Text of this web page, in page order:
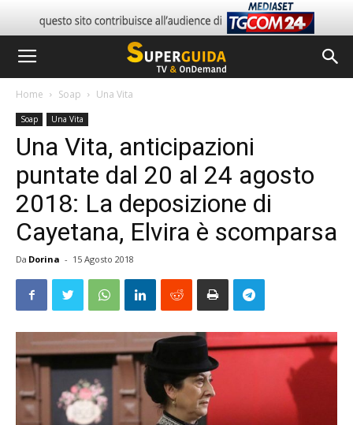
Home Soap Una Vita
Soap Una Vita
Una Vita, anticipazioni
puntate dal 20 al 24 agosto
2018: La deposizione di
Cayetana, Elvira è scomparsa
Da Dorina - 15 Agosto 2018